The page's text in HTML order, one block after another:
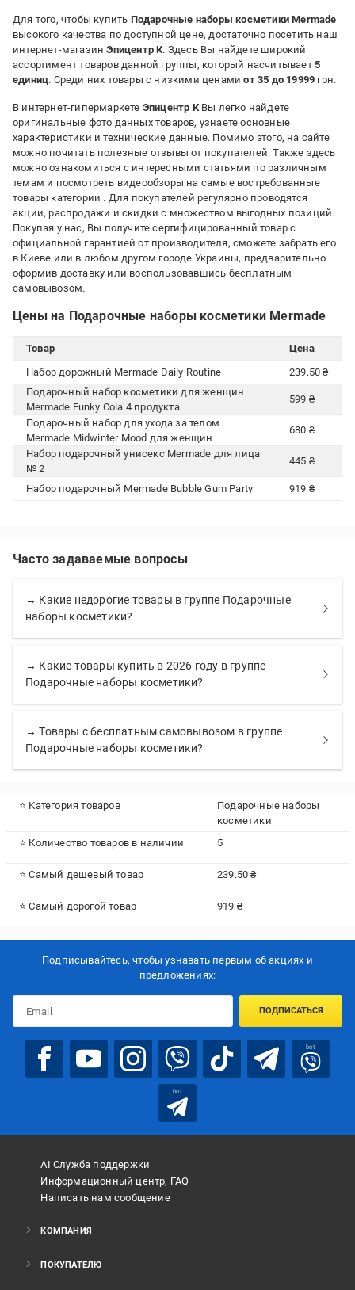
Для того, чтобы купить Подарочные наборы косметики Mermade
высокого качества по доступной цене, достаточно посетить наш
интернет-магазинЭпицентр К. Здесь Вы найдете широкий
ассортимент товаров данной группы, который насчитывает5
единиц. Среди них товары с низкими ценамиот 35 до 19999 грн.
В интернет-гипермаркете Эпицентр КВы легко найдете
оригинальные фото данных товаров, узнаете основные
характеристики и технические данные. Помимо этого, на сайте
можно почитать полезные отзывы от покупателей. Также здесь
можно ознакомиться с интересными статьями по различным
темам и посмотреть видеообзоры на самые востребованные
товары категории . Для покупателей регулярно проводятся
акции, распродажи и скидки с множеством выгодных позиций.
Покупая у нас, Вы получите сертифицированный товар с
официальной гарантией от производителя, сможете забрать его
в Киеве или в любом другом городе Украины, предварительно
оформив доставку или воспользовавшись бесплатным
самовывозом.
Цены на Подарочные наборы косметики Mermade
Товар
Цена
Набор дорожный Mermade Daily Routine
239.50 ₴
Подарочный набор косметики для женщин
Mermade Funky Cola 4 продукта
599 ₴
Подарочный набор для ухода за телом
Mermade Midwinter Mood для женщин
680 ₴
Набор подарочный унисекс Mermade для лица
№ 2
445 ₴
Набор подарочный Mermade Bubble Gum Party 919 ₴
Часто задаваемые вопросы
→ Какие недорогие товары в группе Подарочные
наборы косметики?
→ Какие товары купить в 2026 году в группе
Подарочные наборы косметики?
→ Товары с бесплатным самовывозом в группе
Подарочные наборы косметики?
⭐ Категория товаров
Подарочные наборы
косметики
⭐ Количество товаров в наличии
5
⭐ Самый дешевый товар 239.50 ₴
⭐ Самый дорогой товар 919 ₴
Подписывайтесь, чтобы узнавать первым об акцияx и
предложениях:
ПОДПИСАТЬСЯ
bot
bot
AI Служба поддержки
Информационный центр, FAQ
Написать нам сообщение
КОМПАНИЯ
ПОКУПАТЕЛЮ